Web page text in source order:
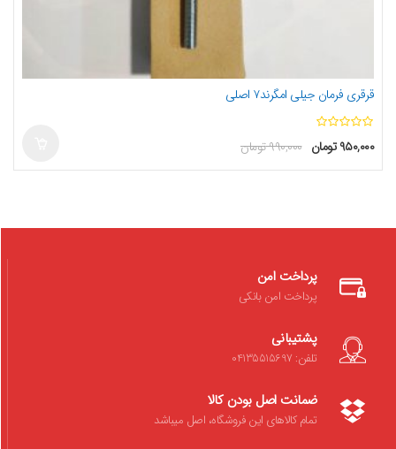
قرقری فرمان جیلی امگرند۷ اصلی
۹۹۰,۰۰۰تومان ۹۵۰,۰۰۰ تومان
پرداخت امن
پرداخت امن بانکی
پشتیبانی
تلفن: 04135515697
ضمانت اصل بودن کالا
تمام کالاهای این فروشگاه، اصل میباشد